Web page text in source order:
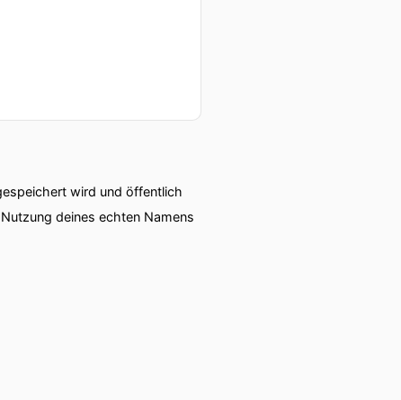
wird und öffentlich
deines echten Namens